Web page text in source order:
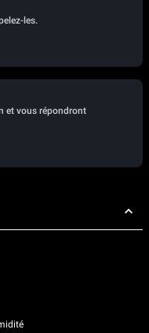
les.
et vous répondront